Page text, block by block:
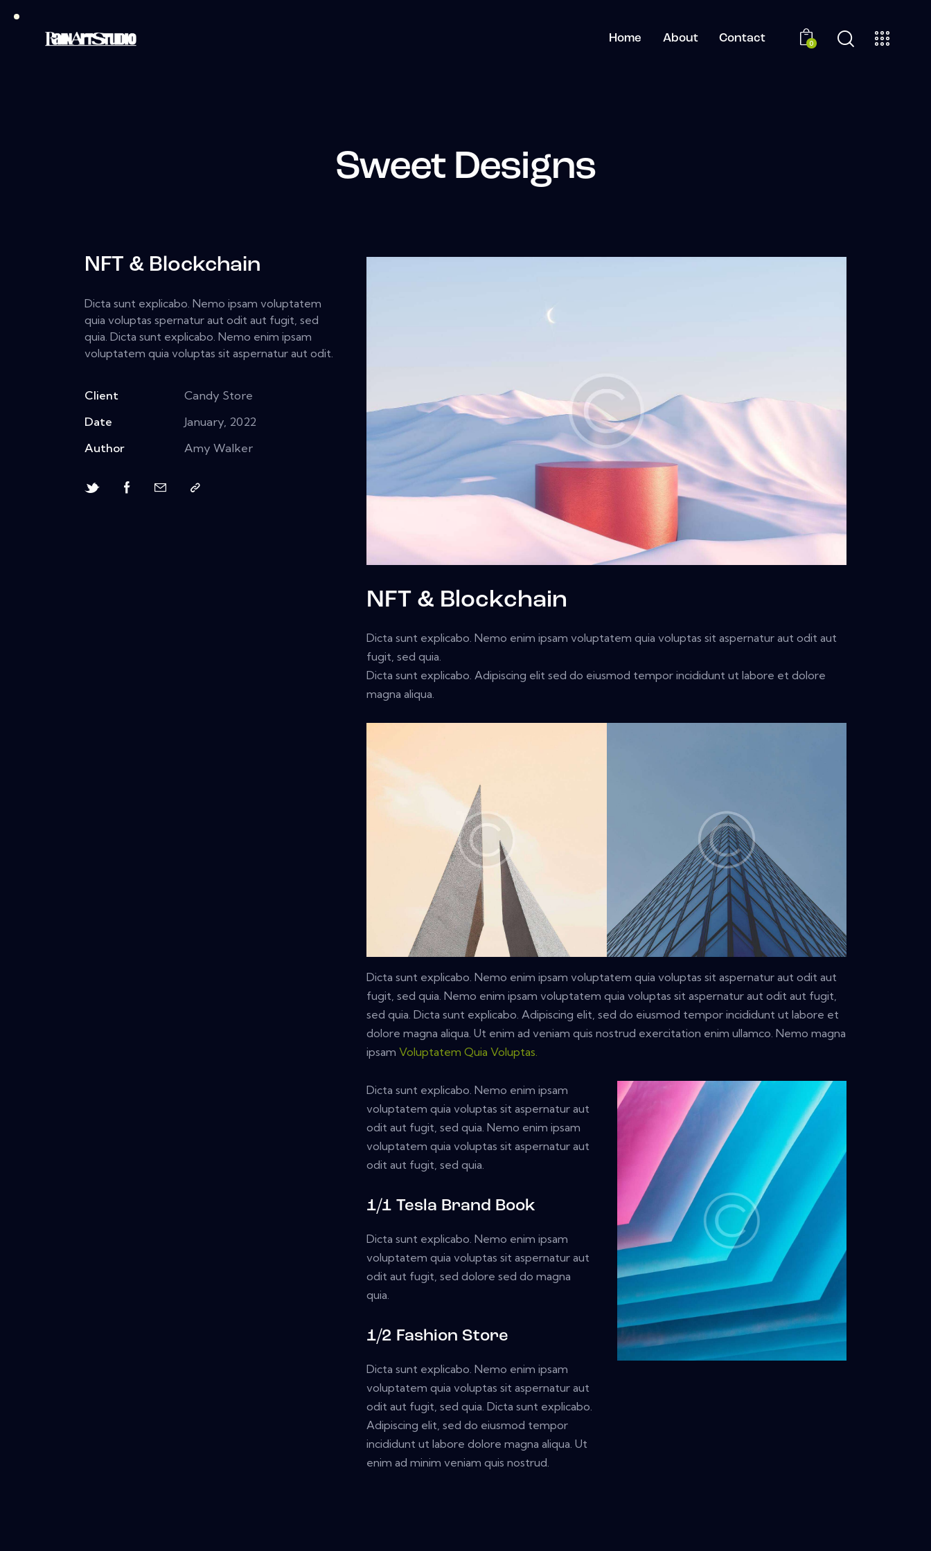
Home About Contact 0
Sweet Designs
NFT & Blockchain
Dicta sunt explicabo. Nemo ipsam voluptatem
quia voluptas spernatur aut odit aut fugit, sed
quia. Dicta sunt explicabo. Nemo enim ipsam
voluptatem quia voluptas sit aspernatur aut odit.
Client
Candy Store
Date
January, 2022
Author
Amy Walker
NFT & Blockchain
Dicta sunt explicabo. Nemo enim ipsam voluptatem quia voluptas sit aspernatur aut odit aut
fugit, sed quia.
Dicta sunt explicabo. Adipiscing elit sed do eiusmod tempor incididunt ut labore et dolore
magna aliqua.
Dicta sunt explicabo. Nemo enim ipsam voluptatem quia voluptas sit aspernatur aut odit aut
fugit, sed quia. Nemo enim ipsam voluptatem quia voluptas sit aspernatur aut odit aut fugit,
sed quia. Dicta sunt explicabo. Adipiscing elit, sed do eiusmod tempor incididunt ut labore et
dolore magna aliqua. Ut enim ad veniam quis nostrud exercitation enim ullamco. Nemo magna
ipsam Voluptatem Quia Voluptas.
Dicta sunt explicabo. Nemo enim ipsam
voluptatem quia voluptas sit aspernatur aut
odit aut fugit, sed quia. Nemo enim ipsam
voluptatem quia voluptas sit aspernatur aut
odit aut fugit, sed quia.
1/1 Tesla Brand Book
Dicta sunt explicabo. Nemo enim ipsam
voluptatem quia voluptas sit aspernatur aut
odit aut fugit, sed dolore sed do magna
quia.
1/2 Fashion Store
Dicta sunt explicabo. Nemo enim ipsam
voluptatem quia voluptas sit aspernatur aut
odit aut fugit, sed quia. Dicta sunt explicabo.
Adipiscing elit, sed do eiusmod tempor
incididunt ut labore dolore magna aliqua. Ut
enim ad minim veniam quis nostrud.